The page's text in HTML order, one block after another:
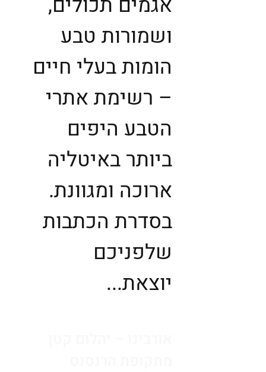
ושמורות טבע
הומות בעלי חיים
– רשימת אתרי
הטבע היפים
ביותר באיטליה
ארוכה ומגוונת.
בסדרת הכתבות
שלפניכם
יוצאת...